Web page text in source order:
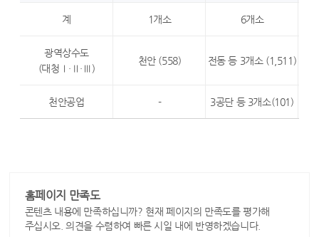
계 1개소 6개소
광역상수도
(대청Ⅰ·Ⅱ·Ⅲ)
천안 (558) 전동 등 3개소 (1,511)
천안공업 - 3공단 등 3개소(101)
홈페이지 만족도
콘텐츠 내용에 만족하십니까? 현재 페이지의 만족도를 평가해
주십시오. 의견을 수렴하여 빠른 시일 내에 반영하겠습니다.